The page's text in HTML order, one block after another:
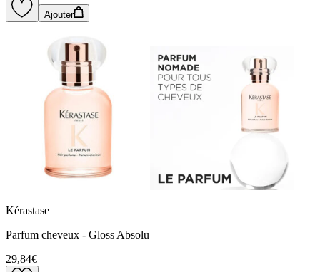
Ajouter
Kérastase
Parfum cheveux - Gloss Absolu
29,84€